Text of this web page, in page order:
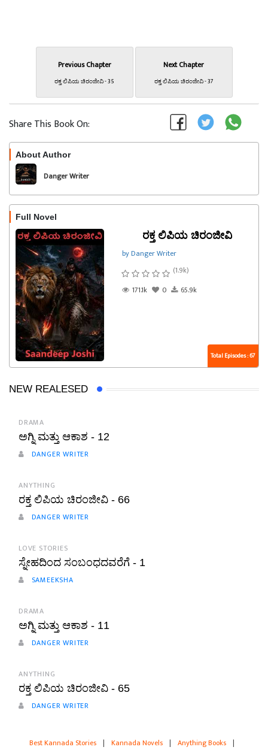
Previous Chapter
ರಕ್ತ ಲಿಪಿಯ ಚಿರಂಜೀವಿ - 35
Next Chapter
ರಕ್ತ ಲಿಪಿಯ ಚಿರಂಜೀವಿ - 37
Share This Book On:
About Author
Danger Writer
Full Novel
ರಕ್ತ ಲಿಪಿಯ ಚಿರಂಜೀವಿ
by Danger Writer
(1.9k)
171.1k
0 65.9k
Total Episodes : 67
NEW REALESED
DRAMA
ಅಗ್ನಿ ಮತ್ತು ಆಕಾಶ - 12
DANGER WRITER
ANYTHING
ರಕ್ತ ಲಿಪಿಯ ಚಿರಂಜೀವಿ - 66
DANGER WRITER
LOVE STORIES
ಸ್ನೇಹದಿಂದ ಸಂಬಂಧದವರೆಗೆ - 1
SAMEEKSHA
DRAMA
ಅಗ್ನಿ ಮತ್ತು ಆಕಾಶ - 11
DANGER WRITER
ANYTHING
ರಕ್ತ ಲಿಪಿಯ ಚಿರಂಜೀವಿ - 65
DANGER WRITER
Best Kannada Stories | Kannada Novels | Anything Books |